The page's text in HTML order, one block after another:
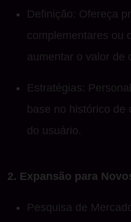
Definição: Ofereça
complementares ou
aumentar o valor de
Estratégias:
base no histórico de
do usuário.
2. Expansão para
Pesquisa de